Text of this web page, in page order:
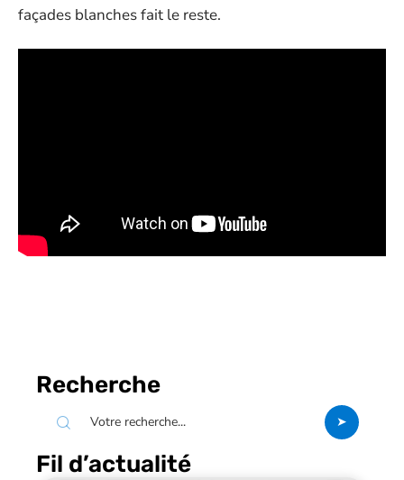
façades blanches fait le reste.
Recherche
Fil d’actualité